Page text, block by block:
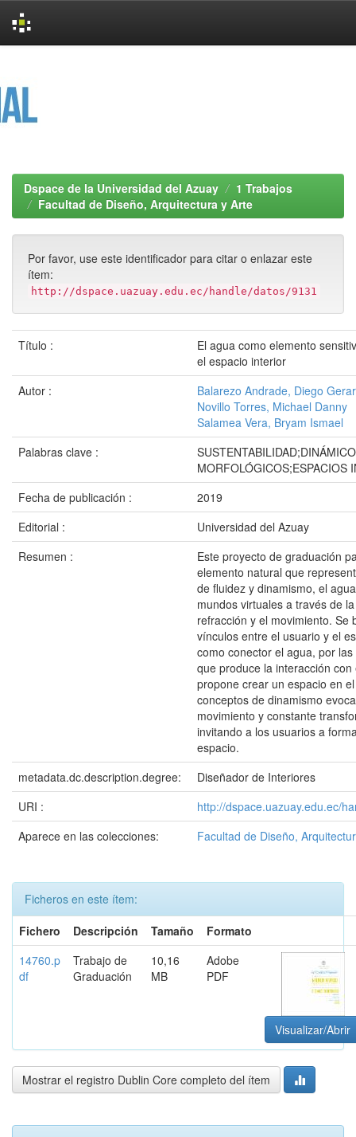
Dspace de la Universidad del Azuay
1 Trabajos
Facultad de Diseño, Arquitectura y Arte
Por favor, use este identificador para citar o enlazar este
ítem:
http://dspace.uazuay.edu.ec/handle/datos/9131
Título :
El agua como elemento
el espacio interior
Autor :
Balarezo Andrade, Diego
Novillo Torres, Michael Danny
Salamea Vera, Bryam Ismael
Palabras clave :
MORFOLÓGICOS;ESPACIOS
Fecha de publicación :
2019
Editorial :
Universidad del Azuay
Resumen :
Este proyecto de graduación
elemento natural que
de fluidez y dinamismo, el
mundos virtuales a través de
refracción y el movimiento. Se
vínculos entre el usuario y el
como conector el agua, por
que produce la interacción con
propone crear un espacio en
conceptos de dinamismo
movimiento y constante
invitando a los usuarios a
espacio.
metadata.dc.description.degree:
Diseñador de Interiores
URI :
http://dspace.uazuay.edu.ec/
Aparece en las colecciones:
Facultad de Diseño,
Ficheros en este ítem:
Fichero
Descripción Tamaño
Formato
14760.p
df
Trabajo de
Graduación
10,16
MB
Adobe
PDF
Visualizar/Abrir
Mostrar el registro Dublin Core completo del ítem